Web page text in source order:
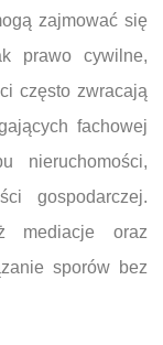
zajmować się
prawo cywilne,
często zwracają
fachowej
nieruchomości,
gospodarczej.
mediacje oraz
sporów bez